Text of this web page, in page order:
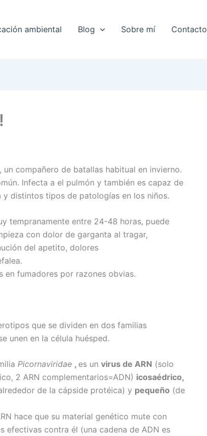
ambiental Blog Sobre mí Contacto
compañero de batallas habitual en invierno.
Infecta a el pulmón y también es capaz de
distintos tipos de patologías en los niños.
tempranamente entre 24-48 horas, puede
con dolor de garganta al tragar,
del apetito, dolores
en fumadores por razones obvias.
que se dividen en dos familias
unen en la célula huésped.
Picornaviridae , es un virus de ARN (solo
2 ARN complementarios=ADN) icosaédrico,
de la cápside protéica) y pequeño (de
hace que su material genético mute con
efectivas contra él (una cadena de ADN es